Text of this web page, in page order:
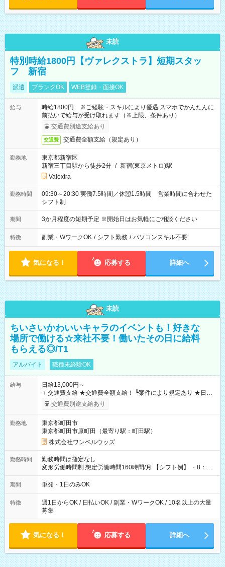
未読
特別時給1800円【ヴァレクストラ】短期スタッ
フ 新宿
派遣 ブランクOK WEB登録・面接OK
給与
時給1800円 ※ご経験・スキルにより優遇 スマホでかんたんに
前払いで給与が受け取れます（※上限、条件あり）
交通費別途支給あり
交通費 交通費全額支給（規定あり）
勤務地
東京都新宿区
新宿三丁目駅から徒歩2分 / 新宿(東京メトロ)駅
Valextra
勤務時間
09:30～20:30 実働7.5時間／休憩1.5時間 営業時間に合わせた
シフト制
期間 3か月程度の短期予定 ※開始日はお気軽にご相談ください
特徴 副業・WワークOK / シフト勤務 / パソコンスキル不要
気になる！ 応募する 詳細へ
未読
ちいさいかわいいキャラのイベントも！好きな
場所で働ける☆来社不要！働いたその日に給料
もらえる◎/T1
アルバイト 職種未経験OK
給与
日給13,000円～
＋交通費支給 ★交通費全額支給！ ┗案件により規定あり ★日払
いOK！（規定あり） ┗働いたその日に現金GET♪ お仕事後はコ
ンビニATMから 日払い分を引き落とせます！ 【試用期間】試
交通費別途支給あり
勤務地
東京都町田市
東京都町田市原町田（最寄り駅：町田駅）
株式会社ワンベルウッズ
勤務時間
勤務時間は指定なし
変形労働時間制 想定労働時間160時間/月 【シフト例】 ・8：00
～21：00
期間 単発・1日のみOK
特徴
週1日からOK / 日払いOK / 副業・WワークOK / 10名以上の大量
募集
気になる！ 応募する 詳細へ